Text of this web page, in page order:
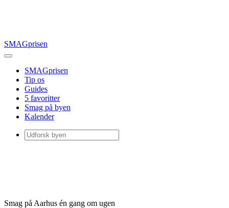
SMAGprisen
SMAGprisen
Tip os
Guides
5 favoritter
Smag på byen
Kalender
Smag på Aarhus én gang om ugen